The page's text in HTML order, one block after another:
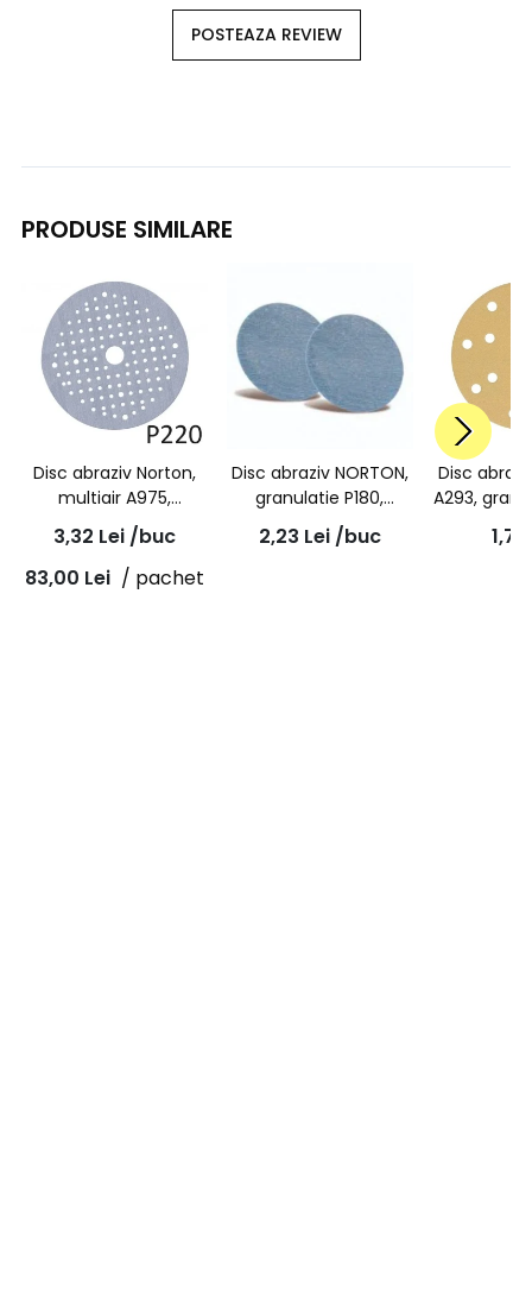
POSTEAZA REVIEW
PRODUSE SIMILARE
Disc abraziv Norton,
multiair A975,
granulatie P220,
prindere velcro,
diametru 150mm
3,32 Lei /buc
83,00 Lei / pachet
Disc abraziv NORTON,
granulatie P180,
velcro, Pro Plus Smart
Repair, A975, 76mm
2,23 Lei /buc
Disc
A293,
15 1,73